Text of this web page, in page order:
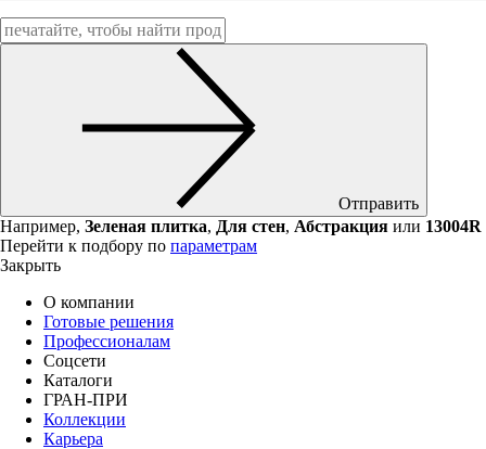
Отправить
Например, Зеленая плитка, Для стен, Абстракция или 13004R
Перейти к подбору по параметрам
Закрыть
О компании
Готовые решения
Профессионалам
Соцсети
Каталоги
ГРАН-ПРИ
Коллекции
Карьера